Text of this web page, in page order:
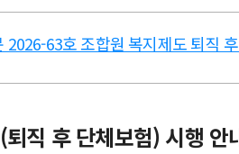
2026-63호 조합원 복지제도 퇴직
직 후 단체보험) 시행 안